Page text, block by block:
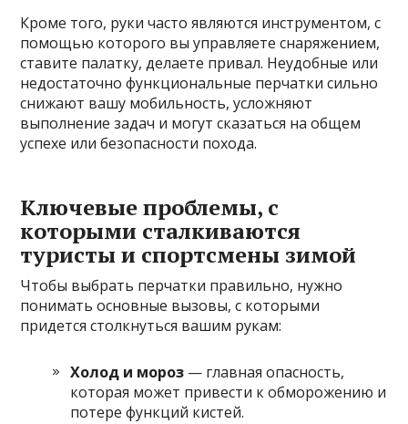
Кроме того, руки часто являются инструментом, с
помощью которого вы управляете снаряжением,
ставите палатку, делаете привал. Неудобные или
недостаточно функциональные перчатки сильно
снижают вашу мобильность, усложняют
выполнение задач и могут сказаться на общем
успехе или безопасности похода.
Ключевые проблемы, с
которыми сталкиваются
туристы и спортсмены зимой
Чтобы выбрать перчатки правильно, нужно
понимать основные вызовы, с которыми
придется столкнуться вашим рукам:
Холод и мороз — главная опасность,
которая может привести к обморожению и
потере функций кистей.